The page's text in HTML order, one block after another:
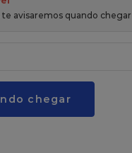
te avisaremos quando chegar
chegar